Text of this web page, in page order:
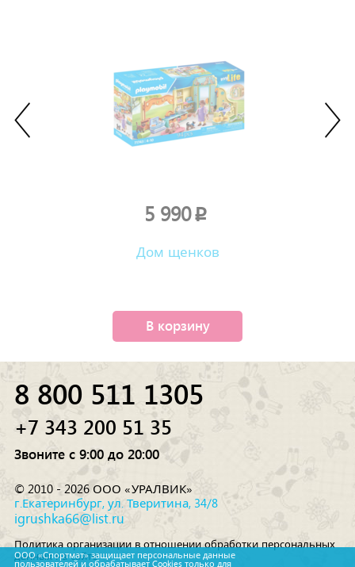
5 990p
Дом щенков
В корзину
8 800 511 1305
+7 343 200 51 35
Звоните с 9:00 до 20:00
© 2010 - 2026 ООО «УРАЛВИК»
г.Екатеринбург, ул. Тверитина, 34/8
igrushka66@list.ru
Политика организации в отношении обработки персональных
данных на сайте
ООО «Спортмат» защищает персональные данные
пользователей и обрабатывает Cookies только для